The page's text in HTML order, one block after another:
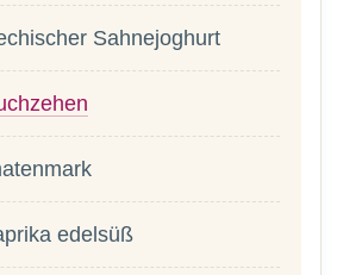
Sahnejoghurt
edelsüß